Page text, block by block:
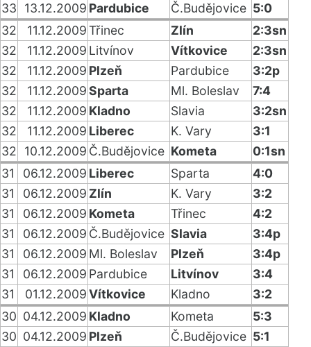
33
13.12.2009 Pardubice Č.Budějovice 5:0
32
11.12.2009Třinec Zlín
2:3sn
32
11.12.2009 Litvínov Vítkovice
2:3sn
32
11.12.2009 Plzeň Pardubice
3:2p
32
11.12.2009Sparta Ml. Boleslav
7:4
32
11.12.2009 Kladno Slavia
3:2sn
32
11.12.2009 Liberec K. Vary
3:1
32
10.12.2009 Č.Budějovice Kometa
0:1sn
31
06.12.2009 Liberec Sparta
4:0
31
06.12.2009 Zlín K. Vary
3:2
31
06.12.2009 Kometa Třinec
4:2
31
06.12.2009 Č.Budějovice Slavia
3:4p
31
06.12.2009 Ml. Boleslav Plzeň
3:4p
31
06.12.2009 Pardubice Litvínov
3:4
31
01.12.2009Vítkovice Kladno
3:2
30 04.12.2009 Kladno Kometa
5:3
30 04.12.2009 Plzeň Č.Budějovice 5:1